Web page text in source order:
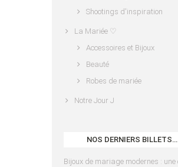
Shootings d'inspiration
La Mariée ♡
Accessoires et Bijoux
Beauté
Robes de mariée
Notre Jour J
NOS DERNIERS BILLETS…